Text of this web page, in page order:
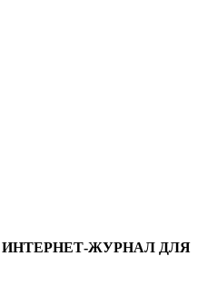
— ИНТЕРНЕТ-ЖУРНАЛ ДЛЯ